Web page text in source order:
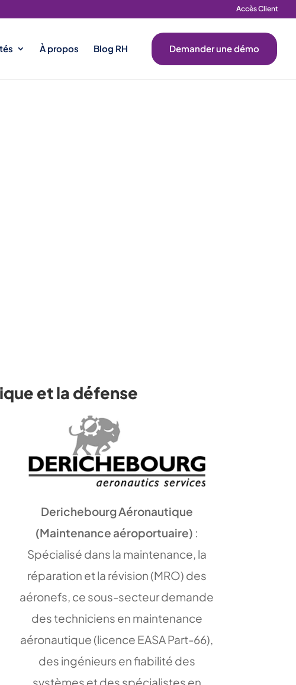
Accès Client
À propos Blog RH Demander une démo
et la défense
Derichebourg Aéronautique
(Maintenance aéroportuaire) :
Spécialisé dans la maintenance, la
réparation et la révision (MRO) des
aéronefs, ce sous-secteur demande
des techniciens en maintenance
aéronautique (licence EASA Part-66),
des ingénieurs en fiabilité des
systèmes et des spécialistes en